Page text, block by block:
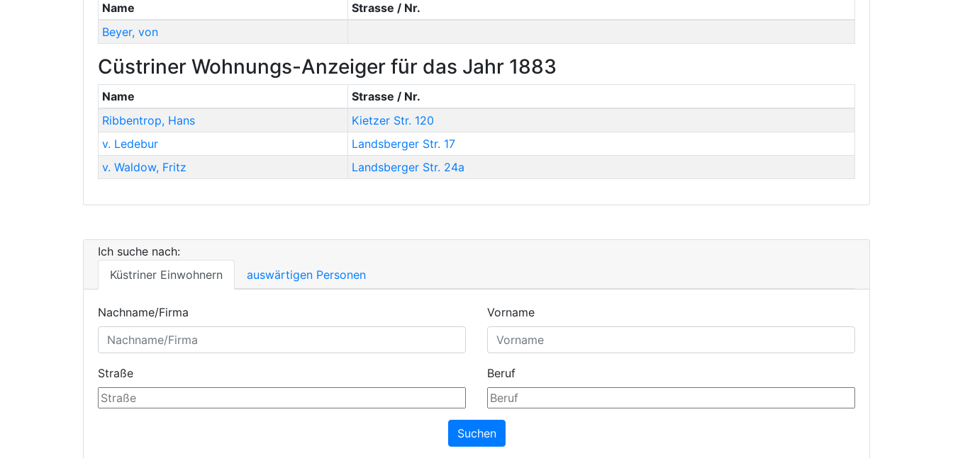
Name
Strasse / Nr.
Beyer, von
Cüstriner Wohnungs-Anzeiger für das Jahr 1883
Name
Strasse / Nr.
Ribbentrop, Hans
Kietzer Str. 120
v. Ledebur
Landsberger Str. 17
v. Waldow, Fritz Landsberger Str. 24a
Ich suche nach:
Küstriner Einwohnern
auswärtigen Personen
Nachname/Firma Vorname
Straße Beruf